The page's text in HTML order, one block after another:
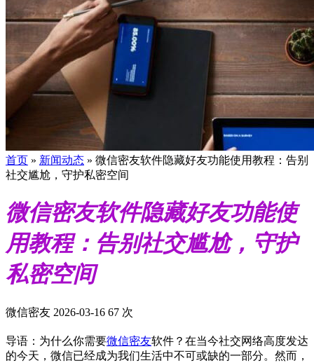
首页 » 新闻动态 » 微信密友软件隐藏好友功能使用教程：告别
社交尴尬，守护私密空间
微信密友软件隐藏好友功能使
用教程：告别社交尴尬，守护
私密空间
微信密友 2026-03-16 67 次
导语：为什么你需要微信密友软件？在当今社交网络高度发达
的今天，微信已经成为我们生活中不可或缺的一部分。然而，